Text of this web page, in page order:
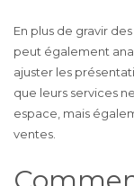
En plus de gravir
peut également
ajuster les
que leurs services
espace, mais
ventes.